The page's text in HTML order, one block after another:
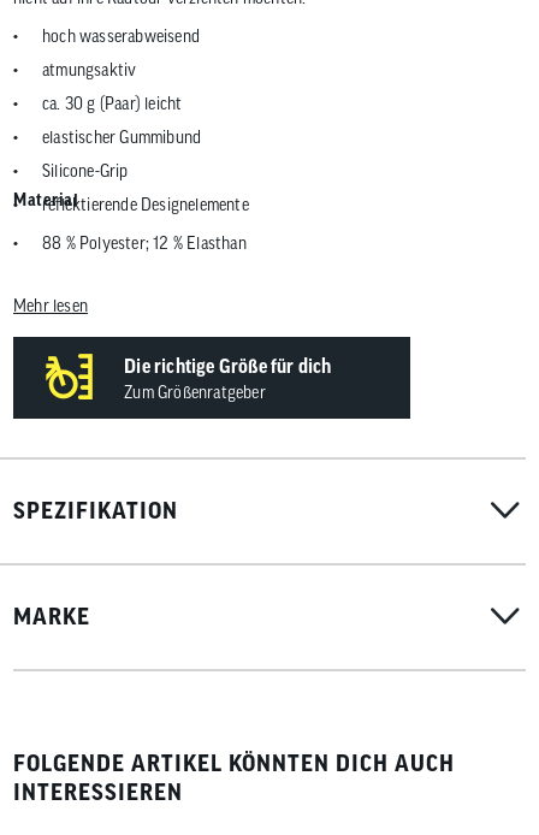
hoch wasserabweisend
atmungsaktiv
ca. 30 g (Paar) leicht
elastischer Gummibund
Silicone-Grip
reflektierende Designelemente
Material
88 % Polyester; 12 % Elasthan
Mehr lesen
Die richtige Größe für dich
Zum Größenratgeber
SPEZIFIKATION
MARKE
FOLGENDE ARTIKEL KÖNNTEN DICH AUCH
INTERESSIEREN